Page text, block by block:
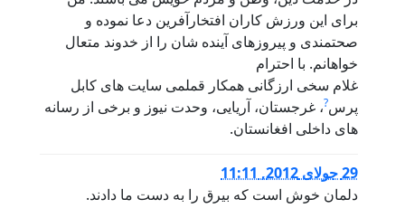
برای این ورزش کاران افتخارآفرین دعا نموده و
صحتمندی و پیروزهای آینده شان را از خدوند متعال
خواهانم. با احترام
غلام سخی ارزگانی همکار قملمی سایت های کابل
پرس?، غرجستان، آریایی، وحدت نیوز و برخی از رسانه
های داخلی افغانستان.
29 جولای 2012, 11:11
دلمان خوش است که بیرق را به دست ما دادند.